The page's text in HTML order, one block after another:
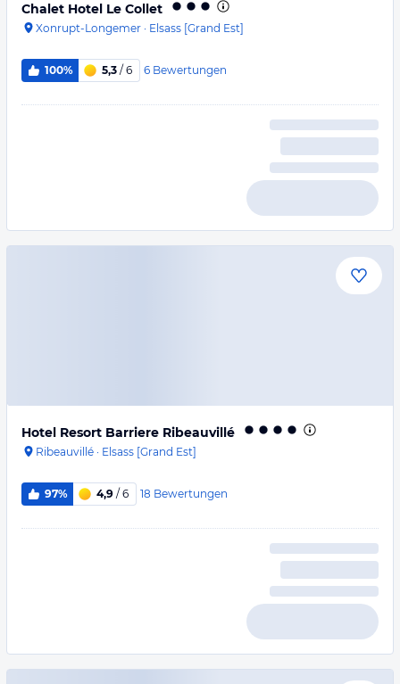
Chalet Hotel Le Collet
Xonrupt-Longemer · Elsass [Grand Est]
100% 5,3 / 6 6 Bewertungen
Hotel Resort Barriere Ribeauvillé
Ribeauvillé · Elsass [Grand Est]
97% 4,9 / 6 18 Bewertungen